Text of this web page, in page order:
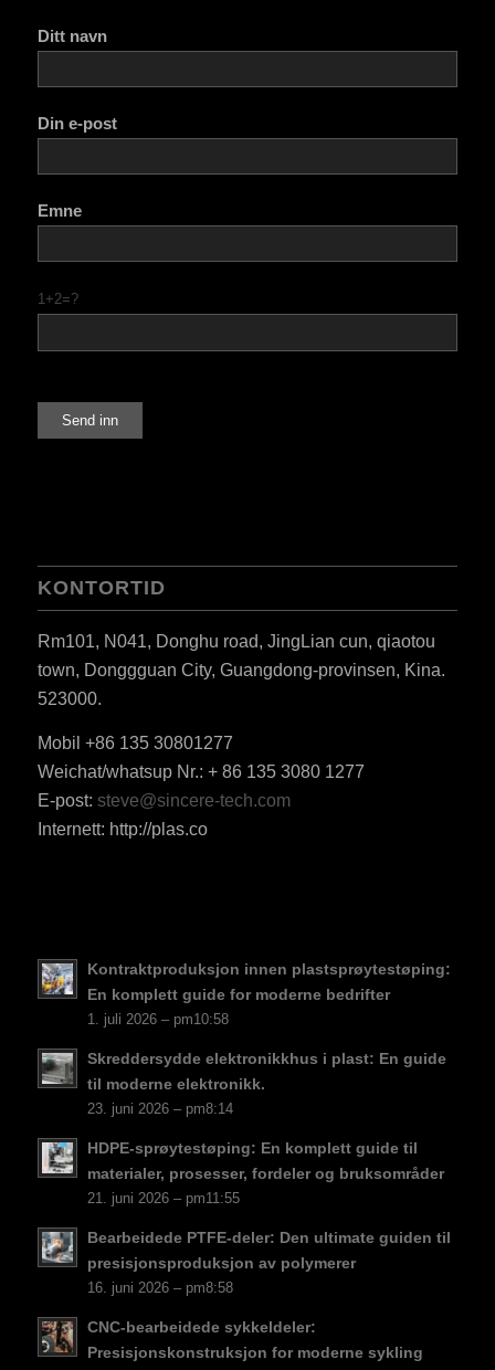
Ditt navn
Din e-post
Emne
1+2=?
KONTORTID
Rm101, N041, Donghu road, JingLian cun, qiaotou
town, Donggguan City, Guangdong-provinsen, Kina.
523000.
Mobil +86 135 30801277
Weichat/whatsup Nr.: + 86 135 3080 1277
E-post: steve@sincere-tech.com
Internett: http://plas.co
Kontraktproduksjon innen plastsprøytestøping:
En komplett guide for moderne bedrifter
1. juli 2026 – pm10:58
Skreddersydde elektronikkhus i plast: En guide
til moderne elektronikk.
23. juni 2026 – pm8:14
HDPE-sprøytestøping: En komplett guide til
materialer, prosesser, fordeler og bruksområder
21. juni 2026 – pm11:55
Bearbeidede PTFE-deler: Den ultimate guiden til
presisjonsproduksjon av polymerer
16. juni 2026 – pm8:58
CNC-bearbeidede sykkeldeler:
Presisjonskonstruksjon for moderne sykling
RU
NL
PL
ES
JA
KO
CS
DA
HU
ES_MX